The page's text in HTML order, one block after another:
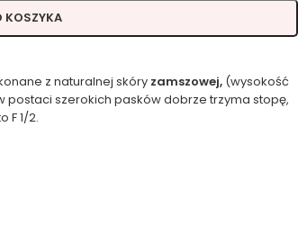
KOSZYKA
z naturalnej skóry zamszowej, (wysokość
szerokich pasków dobrze trzyma stopę,
F 1/2.